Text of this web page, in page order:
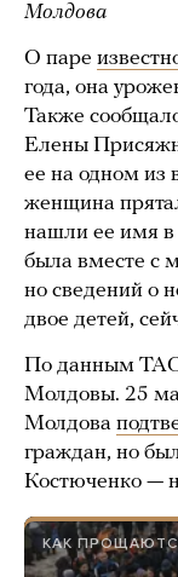
Молдова
О паре
года, она
Также
Елены
ее на одном из
женщина
нашли ее имя в
была вместе с
но сведений о
двое детей,
По данным
Молдовы. 25
Молдова
граждан, но
Костюченко —
КАК